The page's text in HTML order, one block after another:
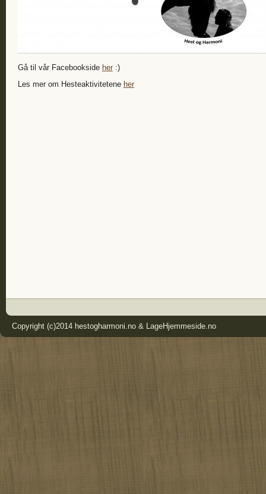
Gå til vår Facebookside her:)
Les mer om Hesteaktivitetene her
Copyright (c)2014 hestogharmoni.no & LageHjemmeside.no